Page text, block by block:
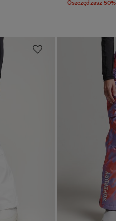
Oszczędzasz 50%